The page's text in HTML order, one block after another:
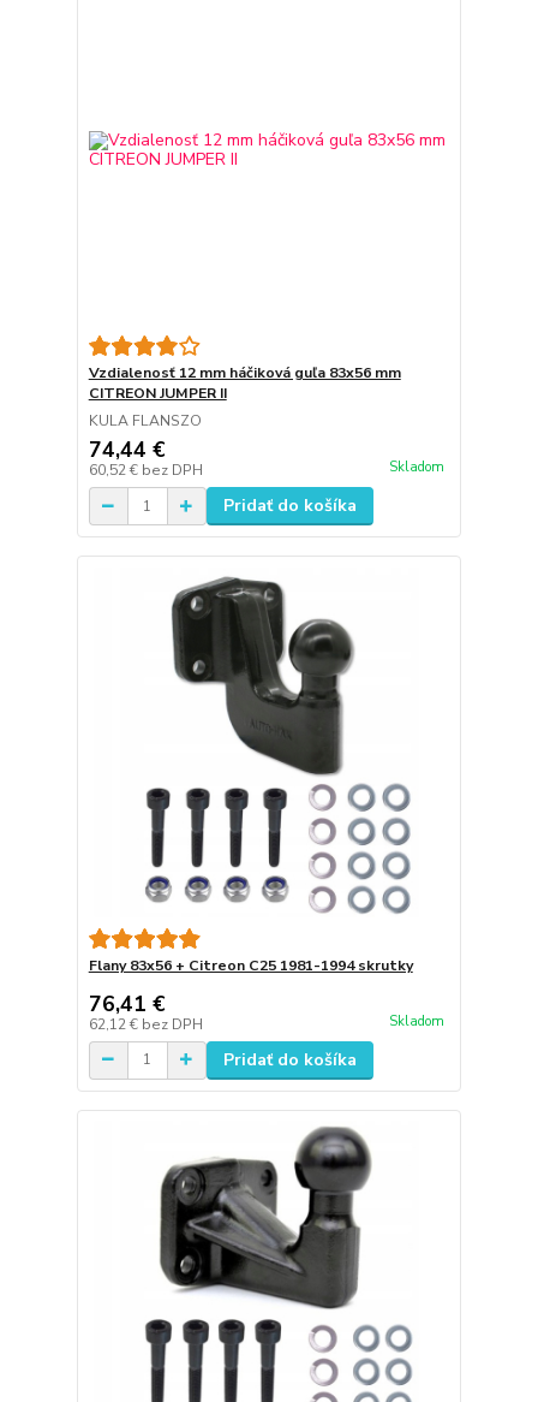
Vzdialenosť 12 mm háčiková guľa 83x56 mm
CITREON JUMPER II
KULA FLANSZO
74,44 €
60,52 € bez DPH Skladom
Pridať do košíka
Flany 83x56 + Citreon C25 1981-1994 skrutky
76,41 €
62,12 € bez DPH Skladom
Pridať do košíka